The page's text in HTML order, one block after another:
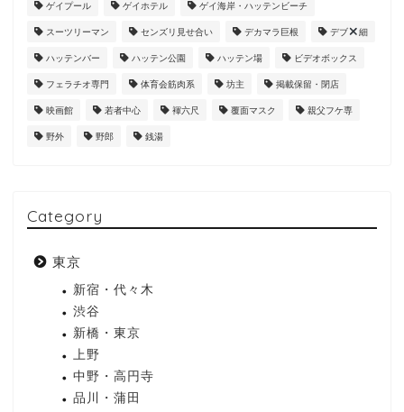
ゲイプール ゲイホテル ゲイ海岸・ハッテンビーチ
スーツリーマン センズリ見せ合い デカマラ巨根 デブ 細
ハッテンバー ハッテン公園 ハッテン場 ビデオボックス
フェラチオ専門 体育会筋肉系 坊主 掲載保留・閉店
映画館 若者中心 褌六尺 覆面マスク 親父フケ専
野外 野郎 銭湯
Category
東京
新宿・代々木
渋谷
新橋・東京
上野
中野・高円寺
品川・蒲田